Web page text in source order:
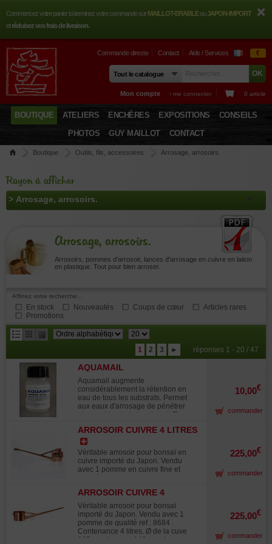
Commencez votre panier ici terminez votre commande surMAILLOT-ERABLEouJAPON-IMPORT
etréduisez vos frais de livraison.
Commande directe Contact Aide / Services €
Mon compte › me connecter 0 article
BOUTIQUE ATELIERS ENCHÈRES EXPOSITIONS
CONSEILS
PHOTOS
GUY MAILLOT CONTACT
Boutique Outils, fils, accessoires Arrosage, arrosoirs.
Rayon à afficher
Arrosage, arrosoirs.
Arrosoirs, pommes d'arrosoir, lances d'arrosage en cuivre en laiton
en plastique. Tout pour bien arroser.
Affinez votre recherche...
En stock Nouveautés Coups de cœur
Articles rares
Promotions
résultats
par
1 2 3 ► réponses 1 - 20 / 47
AQUAMAIL
Aquamail augmente
considérablement la rétention en
eau de tous les substrats. Permet
aux eaux d'arrosage de pénétrer
plus rapidement dans le sol. Flacon
croûte à la surface de la terre.
Dosage 1 bouchon pour 10 litres
d'eau en arrosage une fois au
printemps et une fois en début d'été.
Conserver à l'abri de la lumière et du
gel. Utilisé par de nombreux
terreaux à base de tourbe mais
Aquamail est non phyto-toxique,
biodégradable, non ionique. Avec
Aquamax les gouttes d'eau ont une
tension superficielle plus faible :
10,00€
commander
ARROSOIR CUIVRE 4 LITRES
Véritable arrosoir pour bonsaï en
cuivre importé du Japon. Vendu
avec 1 pomme en cuivre fine et
mm. Longueur de bec 500 mm. Avec
grille de filtration au
remplissage.Poignée de maintien
renforcée. Utilisé par tous les
professionnels du bonsaï
Japonais.Filtre inclus. Si vous avez
225,00€
commander
ARROSOIR CUIVRE 4
LITRES. LONG BEC.
Véritable arrosoir pour bonsaï
importé du Japon. Vendu avec 1
pomme de qualité ref : 8684 .
Contenance 4 litres. Ø de la cuve
185 mm hauteur 140 mm. Longueur
225,00€
commander